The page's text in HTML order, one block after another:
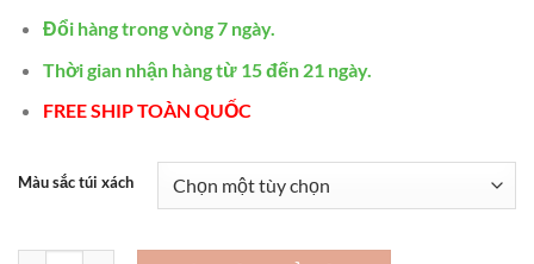
Đổi hàng trong vòng 7 ngày.
Thời gian nhận hàng từ 15 đến 21 ngày.
FREE SHIP TOÀN QUỐC
Màu sắc túi xách